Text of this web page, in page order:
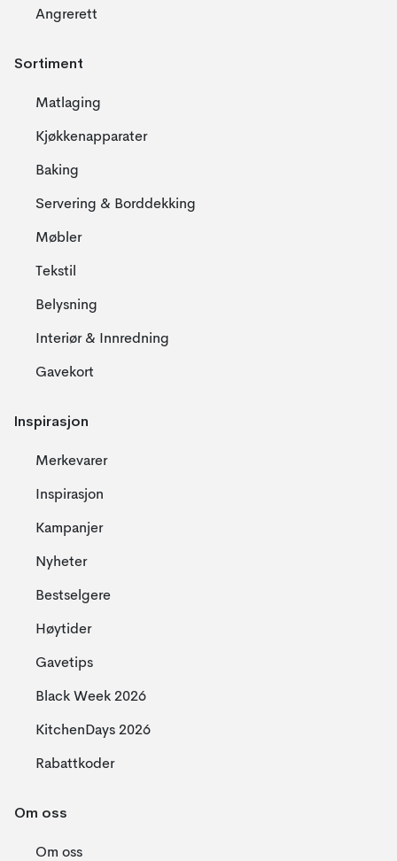
Angrerett
Sortiment
Matlaging
Kjøkkenapparater
Baking
Servering & Borddekking
Møbler
Tekstil
Belysning
Interiør & Innredning
Gavekort
Inspirasjon
Merkevarer
Inspirasjon
Kampanjer
Nyheter
Bestselgere
Høytider
Gavetips
Black Week 2026
KitchenDays 2026
Rabattkoder
Om oss
Om oss